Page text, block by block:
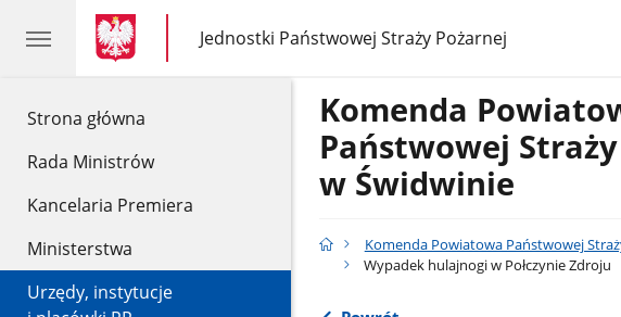
Strona główna
Rada Ministrów
Kancelaria Premiera
Ministerstwa
Urzędy, instytucje
gov.pl
gov.pl
Jednostki Państwowej Straży Pożarnej
gov.pl
Jednostki
Państwowej
Komenda
Państwowej
w Świdwinie
Komenda Powiatowa Państwowej
Wypadek hulajnogi w Połczynie Zdroju